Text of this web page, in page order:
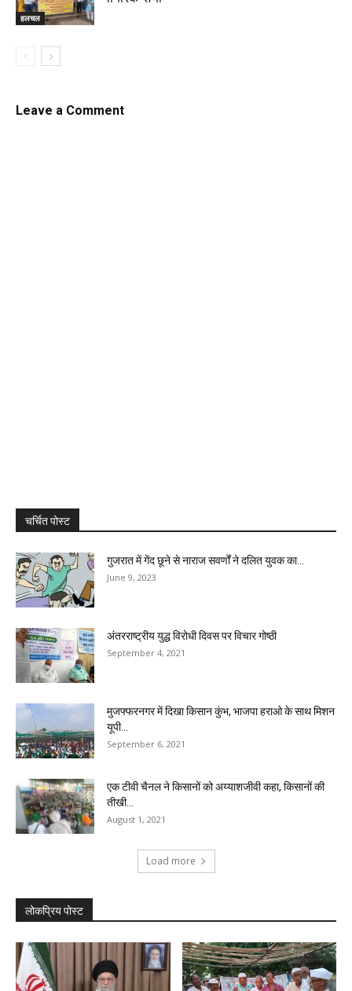
हलचल
Leave a Comment
चर्चित पोस्ट
गुजरात में गेंद छूने से नाराज सवर्णों ने दलित युवक का...
June 9, 2023
अंतरराष्ट्रीय युद्ध विरोधी दिवस पर विचार गोष्ठी
September 4, 2021
मुजफ्फरनगर में दिखा किसान कुंभ, भाजपा हराओ के साथ मिशन
यूपी...
September 6, 2021
एक टीवी चैनल ने किसानों को अय्याशजीवी कहा, किसानों की
तीखी...
August 1, 2021
Load more
लोकप्रिय पोस्ट